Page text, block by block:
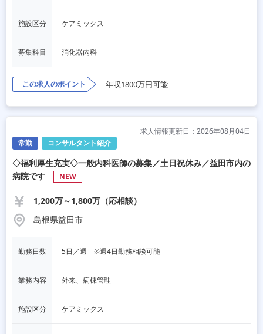
施設区分 ケアミックス
募集科目 消化器内科
この求人のポイント 年収1800万円可能
常勤 コンサルタント紹介
求人情報更新日：2026年08月04日
◇福利厚生充実◇一般内科医師の募集／土日祝休み／益田市内の
病院です
NEW
1,200万～1,800万（応相談）
島根県益田市
勤務日数 5日／週　※週4日勤務相談可能
業務内容 外来、病棟管理
施設区分 ケアミックス